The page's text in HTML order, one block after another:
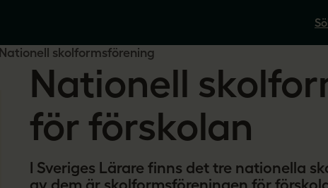
ö
p
v
l
ä
Nationell skolformsförening
Nationell
för förskolan
I Sveriges Lärare finns det tre nationella
av dem är skolformsföreningen för